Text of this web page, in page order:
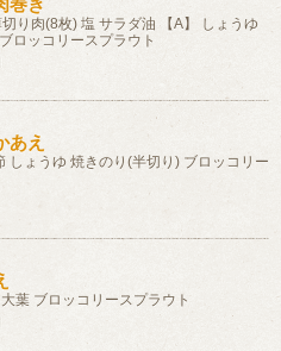
巻き
り肉(8枚) 塩 サラダ油 【A】 しょうゆ
ッコリースプラウト
あえ
しょうゆ 焼きのり(半切り) ブロッコリー
葉 ブロッコリースプラウト